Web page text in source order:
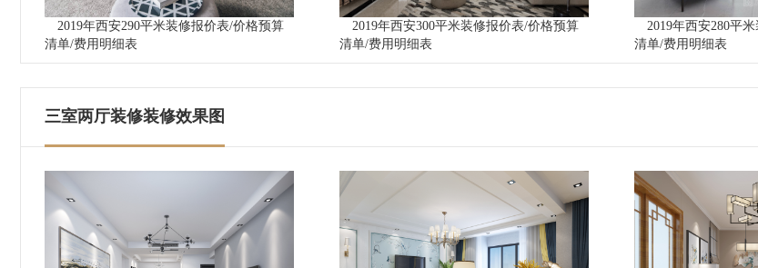
2019年西安290平米装修报价表/价格预算
清单/费用明细表
2019年西安300平米装修报价表/价格预算
清单/费用明细表
2019年西安280平
清单/费用明细表
三室两厅装修装修效果图